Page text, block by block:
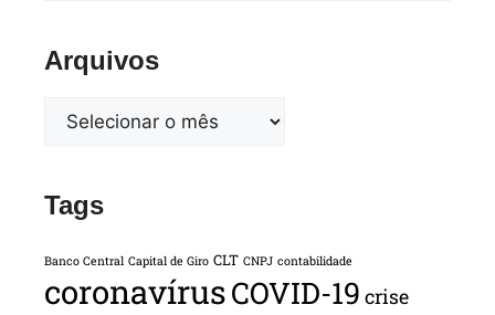
Arquivos
Tags
Banco Central Capital de Giro CLT CNPJ contabilidade
coronavírusCOVID-19 crise